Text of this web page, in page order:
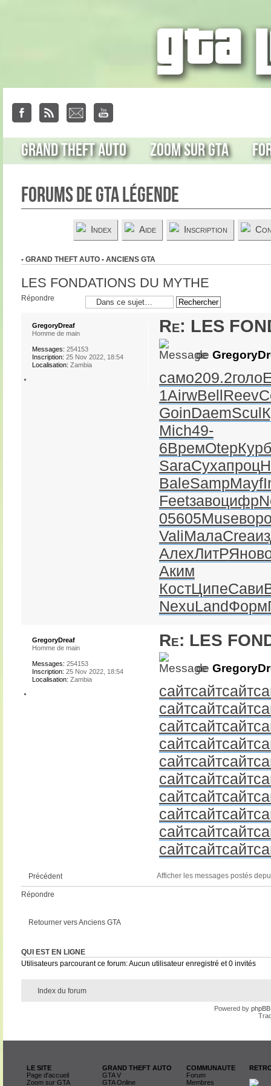
Grand Theft Auto Zoom sur GTA
Forums de GTA Légende
Index Aide Inscription
- GRAND THEFT AUTO - ANCIENS GTA
LES FONDATIONS DU MYTHE
Répondre
Re: LES
de
само209.2голо
1AirwBell Reev
GoinDaemScul
Mich49-
6ВремOtepКурб
SaraСухапроц
BaleSampMayf
Feetзавоцифр
05605Muse
ValiМалаCrea
АлехЛитРЯнов
Аким
КостЦипеСави
NexuLandФорм
GregoryDreaf
Homme de main
Messages: 254153
Inscription: 25 Nov 2022, 18:54
Localisation: Zambia
Re: LES
de
сайтсайтсайт
сайтсайтсайт
сайтсайтсайт
сайтсайтсайт
сайтсайтсайт
сайтсайтсайт
сайтсайтсайт
сайтсайтсайт
сайтсайтсайт
сайтсайтсайт
GregoryDreaf
Homme de main
Messages: 254153
Inscription: 25 Nov 2022, 18:54
Localisation: Zambia
Précédent Afficher les messages postés
Répondre
Retourner vers Anciens GTA
QUI EST EN LIGNE
Utilisateurs parcourant ce forum: Aucun utilisateur enregistré et 0 invités
Index du forum
Powered by phpBB
LE SITE
Page d'accueil
Zoom sur GTA
GRAND THEFT AUTO
GTA V
GTA Online
COMMUNAUTE
Forum
Membres